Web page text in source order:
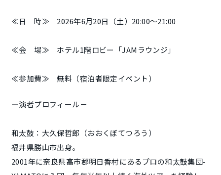
≪日 時≫ 2026年6月20日（土）20:00～21:00
≪会 場≫ ホテル1階ロビー「JAMラウンジ」
≪参加費≫ 無料（宿泊者限定イベント）
―演者プロフィール－
和太鼓：大久保哲郎（おおくぼてつろう）
福井県勝山市出身。
2001年に奈良県高市郡明日香村にあるプロの和太鼓集団-